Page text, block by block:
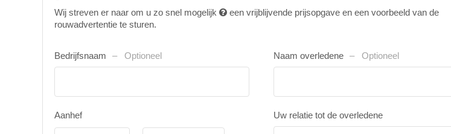
Wij streven er naar om u zo snel mogelijk
een vrijblijvende prijsopgave en een voorbeeld van de
rouwadvertentie te sturen.
Bedrijfsnaam Optioneel
Aanhef
Naam overledene Optioneel
Uw relatie tot de overledene